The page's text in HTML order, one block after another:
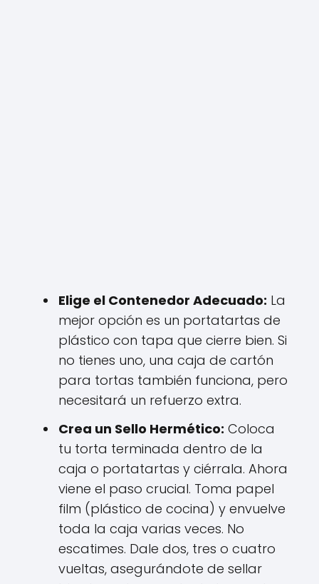
Elige el Contenedor Adecuado: La
mejor opción es un portatartas de
plástico con tapa que cierre bien. Si
no tienes uno, una caja de cartón
para tortas también funciona, pero
necesitará un refuerzo extra.
Crea un Sello Hermético: Coloca
tu torta terminada dentro de la
caja o portatartas y ciérrala. Ahora
viene el paso crucial. Toma papel
film (plástico de cocina) y envuelve
toda la caja varias veces. No
escatimes. Dale dos, tres o cuatro
vueltas, asegurándote de sellar